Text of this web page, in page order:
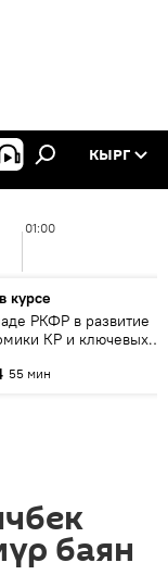
КЫРГ
01:00
курсе
РКФР в развитие
КР и ключевых
55 мин
баян